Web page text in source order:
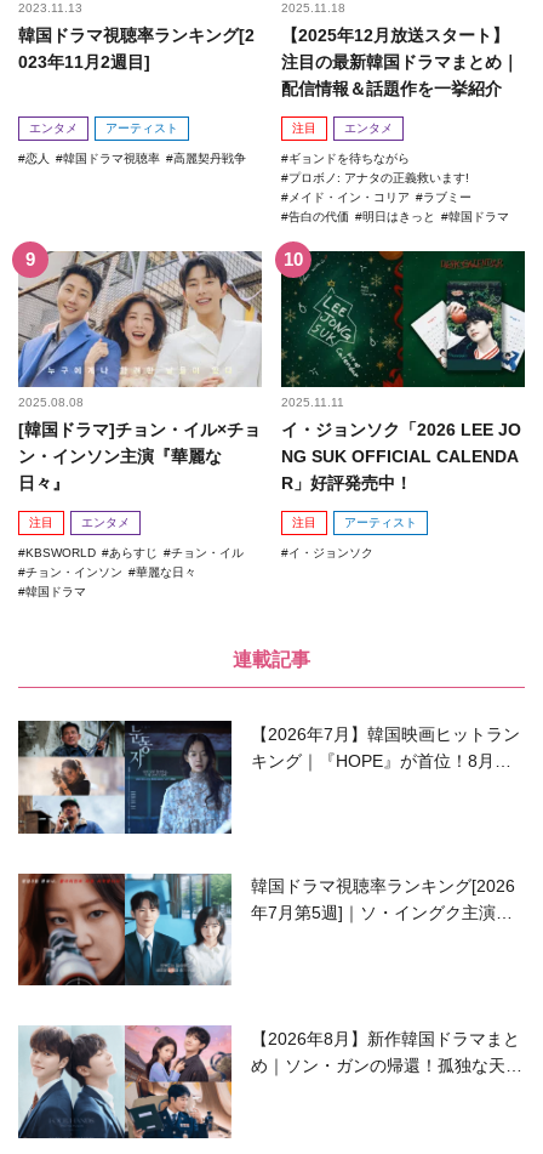
2023.11.13
韓国ドラマ視聴率ランキング[2
023年11月2週目]
エンタメ アーティスト
恋人 韓国ドラマ視聴率 高麗契丹戦争
2025.11.18
【2025年12月放送スタート】
注目の最新韓国ドラマまとめ｜
配信情報＆話題作を一挙紹介
注目 エンタメ
ギョンドを待ちながら
プロボノ: アナタの正義救います!
メイド・イン・コリア
ラブミー
告白の代価
明日はきっと 韓国ドラマ
2025.08.08
[韓国ドラマ]チョン・イル×チョ
ン・インソン主演『華麗な
日々』
注目 エンタメ
KBSWORLD あらすじ
チョン・イル
チョン・インソン
華麗な日々
韓国ドラマ
2025.11.11
イ・ジョンソク「2026 LEE JO
NG SUK OFFICIAL CALENDA
R」好評発売中！
注目 アーティスト
イ・ジョンソク
連載記事
【2026年7月】韓国映画ヒットラン
キング｜『HOPE』が首位！8月公
韓国ドラマ視聴率ランキング[2026
年7月第5週]｜ソ・イングク主演の
【2026年8月】新作韓国ドラマまと
め｜ソン・ガンの帰還！孤独な天才